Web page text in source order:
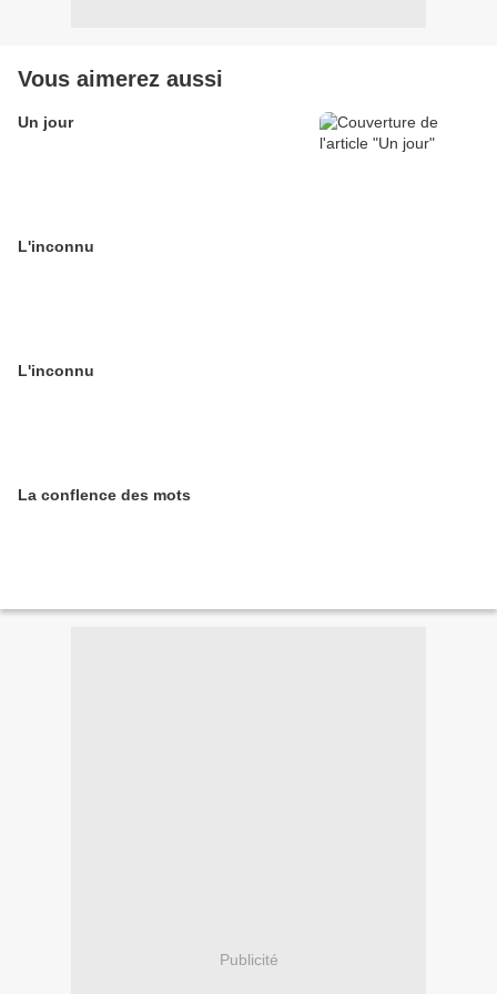
Vous aimerez aussi
Un jour
L'inconnu
L'inconnu
La conflence des mots
Publicité